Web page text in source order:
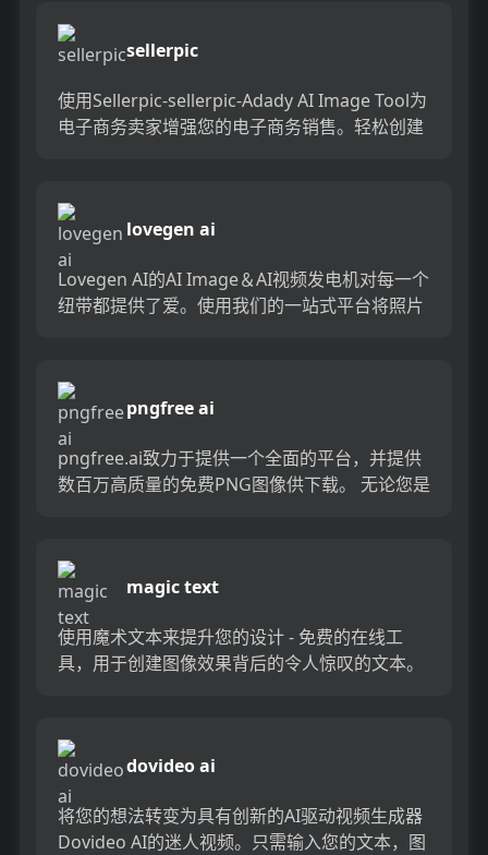
sellerpic
使用Sellerpic-sellerpic-Adady AI Image Tool为
电子商务卖家增强您的电子商务销售。轻松创建
lovegen ai
Lovegen AI的AI Image＆AI视频发电机对每一个
纽带都提供了爱。使用我们的一站式平台将照片
pngfree ai
pngfree.ai致力于提供一个全面的平台，并提供
数百万高质量的免费PNG图像供下载。 无论您是
magic text
使用魔术文本来提升您的设计 - 免费的在线工
具，用于创建图像效果背后的令人惊叹的文本。
dovideo ai
将您的想法转变为具有创新的AI驱动视频生成器
Dovideo AI的迷人视频。只需输入您的文本，图